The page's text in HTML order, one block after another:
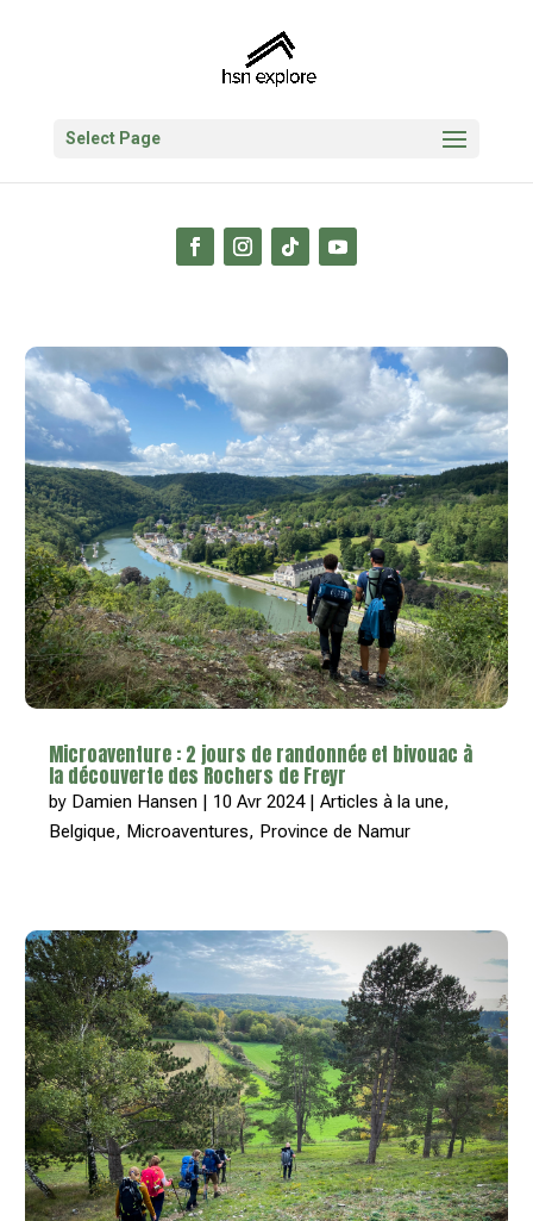
Select Page
Microaventure : 2 jours de randonnée et bivouac à
la découverte des Rochers de Freyr
by Damien Hansen | 10 Avr 2024|Articles à la une,
Belgique, Microaventures, Province de Namur